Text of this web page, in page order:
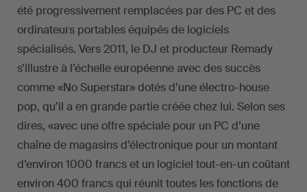
été progressivement remplacées par des PC et des
ordinateurs portables équipés de logiciels
spécialisés. Vers 2011, le DJ et producteur Remady
s’illustre à l’échelle européenne avec des succès
comme «No Superstar» dotés d’une électro-house
pop, qu’il a en grande partie créée chez lui. Selon ses
dires, «avec une offre spéciale pour un PC d’une
chaîne de magasins d’électronique pour un montant
d’environ 1000 francs et un logiciel tout-en-un coûtant
environ 400 francs qui réunit toutes les fonctions de